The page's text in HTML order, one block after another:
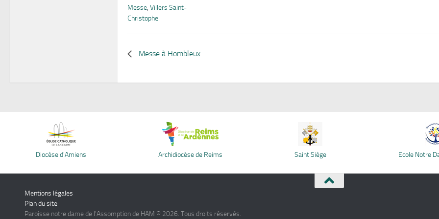
Messe, Villers Saint-
Christophe
Messe à Hombleux
Diocèse d'Amiens Archidiocèse de Reims Saint Siège Ecole Notre
Mentions légales
Plan du site
Paroisse notre dame de l'Assomption de HAM © 2026. Tous droits réservés.